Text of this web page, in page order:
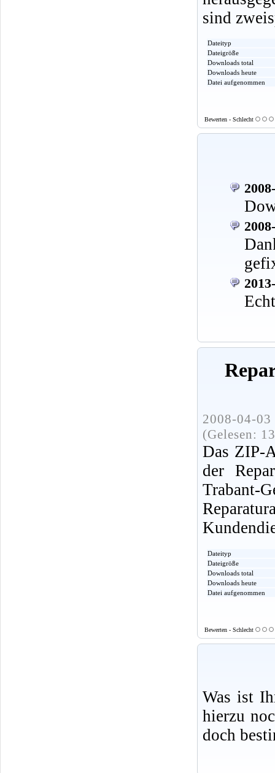
sind
Dateityp
Dateigröße
Downloads total
Downloads heute
Datei aufgenommen
Bewerten - Schlecht
2008-04-
(Gelesen:
Das ZIP-
der
Dateityp
Dateigröße
Downloads total
Downloads heute
Datei aufgenommen
Bewerten - Schlecht
Was ist
hierzu
doch